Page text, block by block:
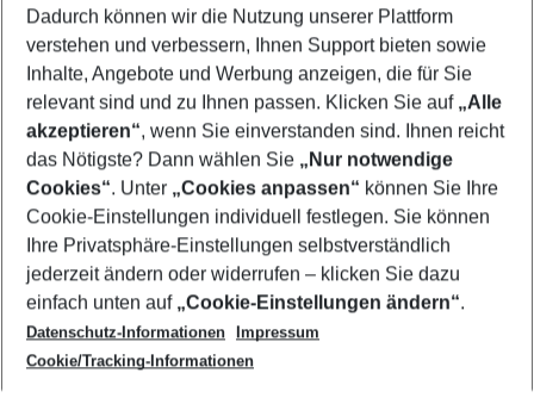
Mehr Filter anzeigen
Footer
Footer navigation
Über uns
AGB
Cookie-Einstellungen ändern
Cookie-Richtlinie
Datenschutz
Service & Hilfe
Barrierefreies Reisen
Check-in
Folgen Sie uns
Dadurch können wir die Nutzung unserer Plattform
verstehen und verbessern, Ihnen Support bieten sowie
Inhalte, Angebote und Werbung anzeigen, die für Sie
relevant sind und zu Ihnen passen. Klicken Sie auf „Alle
akzeptieren“, wenn Sie einverstanden sind. Ihnen reicht
das Nötigste? Dann wählen Sie „Nur notwendige
Cookies“. Unter „Cookies anpassen“ können Sie Ihre
Cookie-Einstellungen individuell festlegen. Sie können
Ihre Privatsphäre-Einstellungen selbstverständlich
jederzeit ändern oder widerrufen – klicken Sie dazu
einfach unten auf „Cookie-Einstellungen ändern“.
Datenschutz-Informationen
Impressum
Cookie/Tracking-Informationen